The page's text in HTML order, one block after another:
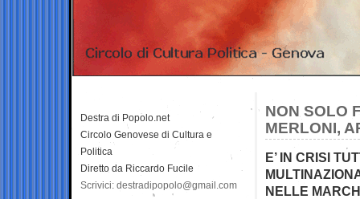
NON SOLO
MERLONI,
E’ IN CRISI
NELLE
Destra di Popolo.net
Circolo Genovese di Cultura e
Politica
Diretto da Riccardo Fucile
Scrivici: destradipopolo@gmail.com